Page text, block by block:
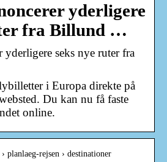
yderligere
fra Billund …
yderligere seks nye ruter fra
i Europa direkte på
Du kan nu få faste
online.
planlaeg-rejsen › destinationer